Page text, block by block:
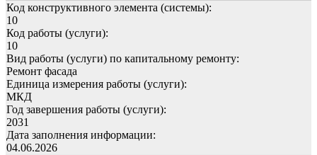
Код конструктивного элемента (системы):
10
Код работы (услуги):
10
Вид работы (услуги) по капитальному ремонту:
Ремонт фасада
Единица измерения работы (услуги):
МКД
Год завершения работы (услуги):
2031
Дата заполнения информации:
04.06.2026